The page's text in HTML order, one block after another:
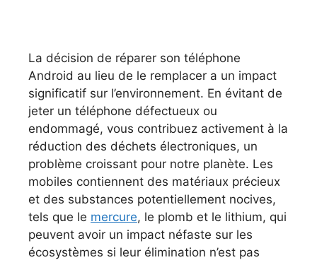
La décision de réparer son téléphone
Android au lieu de le remplacer a un impact
significatif sur l’environnement. En évitant de
jeter un téléphone défectueux ou
endommagé, vous contribuez activement à la
réduction des déchets électroniques, un
problème croissant pour notre planète. Les
mobiles contiennent des matériaux précieux
et des substances potentiellement nocives,
tels que le mercure, le plomb et le lithium, qui
peuvent avoir un impact néfaste sur les
écosystèmes si leur élimination n’est pas